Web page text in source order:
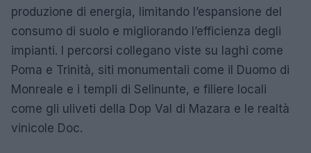
produzione di energia, limitando l’espansione del
consumo di suolo e migliorando l’efficienza degli
impianti. I percorsi collegano viste su laghi come
Poma e Trinità, siti monumentali come il Duomo di
Monreale e i templi di Selinunte, e filiere locali
come gli uliveti della Dop Val di Mazara e le realtà
vinicole Doc.